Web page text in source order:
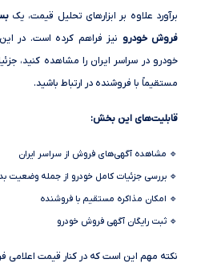
برآورد علاوه بر ابزارهای تحلیل قیمت، یک
فروش خودرو نیز فراهم کرده است. در
خودرو در سراسر ایران را مشاهده کنید،
مستقیماً با فروشنده در ارتباط باشید.
قابلیت‌های این بخش:
🔹 مشاهده آگهی‌های فروش از سراسر ایران
🔹 بررسی جزئیات کامل خودرو از جمله وضعیت
🔹 امکان مذاکره مستقیم با فروشنده
🔹 ثبت رایگان آگهی فروش خودرو
نکته مهم این است که در کنار قیمت اعلامی